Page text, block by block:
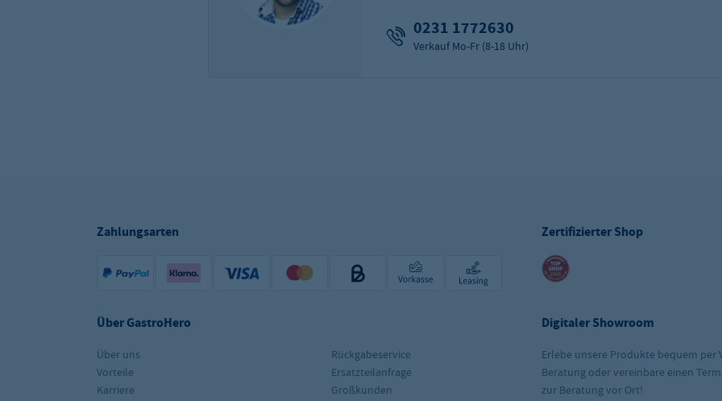
0231 1772630
Verkauf Mo-Fr (8-18 Uhr)
Zahlungsarten Zertifizierter Shop
Über GastroHero
Über uns
Vorteile
Karriere
Rückgabeservice
Ersatzteilanfrage
Großkunden
Digitaler Showroom
Erlebe unsere Produkte bequem per
Beratung oder vereinbare einen
zur Beratung vor Ort!